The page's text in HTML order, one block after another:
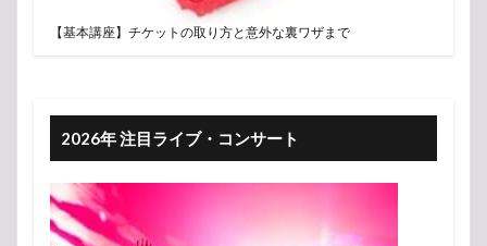
【基本講座】チケットの取り方と意外な裏ワザまで
2026年 注目ライブ・コンサート